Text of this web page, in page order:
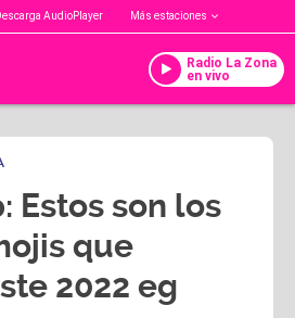
AudioPlayer Más estaciones
Radio La Zona
en vivo
Estos son los
que
2022 eg